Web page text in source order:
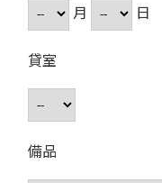
月
日
貸室
備品